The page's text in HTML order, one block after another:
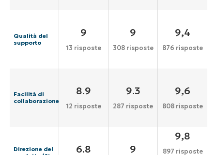
Qualità del
supporto
9
13 risposte
9
308 risposte
9,4
876 risposte
Facilità di
collaborazione
8.9
12 risposte
9.3
287 risposte
9,6
808 risposte
Direzione del
6.8 9
9,8
897 risposte